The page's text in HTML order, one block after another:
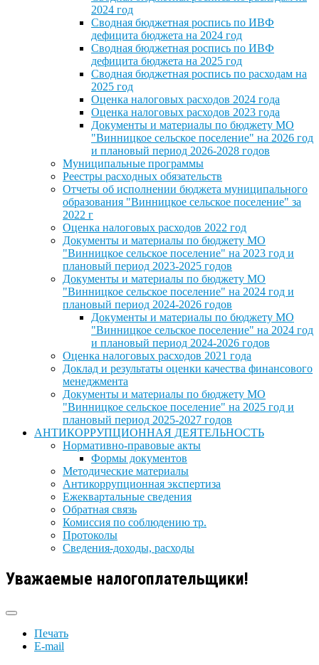
2024 год
Сводная бюджетная роспись по ИВФ
дефицита бюджета на 2024 год
Сводная бюджетная роспись по ИВФ
дефицита бюджета на 2025 год
Сводная бюджетная роспись по расходам на
2025 год
Оценка налоговых расходов 2024 года
Оценка налоговых расходов 2023 года
Документы и материалы по бюджету МО
"Винницкое сельское поселение" на 2026 год
и плановый период 2026-2028 годов
Муниципальные программы
Реестры расходных обязательств
Отчеты об исполнении бюджета муниципального
образования "Винницкое сельское поселение" за
2022 г
Оценка налоговых расходов 2022 год
Документы и материалы по бюджету МО
"Винницкое сельское поселение" на 2023 год и
плановый период 2023-2025 годов
Документы и материалы по бюджету МО
"Винницкое сельское поселение" на 2024 год и
плановый период 2024-2026 годов
Документы и материалы по бюджету МО
"Винницкое сельское поселение" на 2024 год
и плановый период 2024-2026 годов
Оценка налоговых расходов 2021 года
Доклад и результаты оценки качества финансового
менеджмента
Документы и материалы по бюджету МО
"Винницкое сельское поселение" на 2025 год и
плановый период 2025-2027 годов
АНТИКОРРУПЦИОННАЯ ДЕЯТЕЛЬНОСТЬ
Нормативно-правовые акты
Формы документов
Методические материалы
Антикоррупционная экспертиза
Ежеквартальные сведения
Обратная связь
Комиссия по соблюдению тр.
Протоколы
Сведения-доходы, расходы
Уважаемые налогоплательщики!
Печать
E-mail